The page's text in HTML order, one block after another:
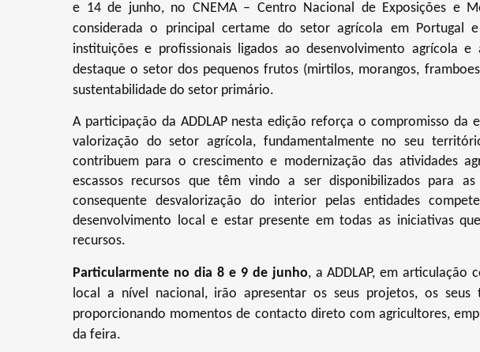
e 14 de junho, no CNEMA – Centro Nacional de Exposições e
considerada o principal certame do setor agrícola em Portugal
instituições e profissionais ligados ao desenvolvimento agrícola
destaque o setor dos pequenos frutos (mirtilos, morangos,
sustentabilidade do setor primário.
A participação da ADDLAP nesta edição reforça o compromisso da
valorização do setor agrícola, fundamentalmente no seu
contribuem para o crescimento e modernização das atividades
escassos recursos que têm vindo a ser disponibilizados para
consequente desvalorização do interior pelas entidades
desenvolvimento local e estar presente em todas as iniciativas
recursos.
Particularmente no dia 8 e 9 de junho, a ADDLAP, em articulação
local a nível nacional, irão apresentar os seus projetos, os seus
proporcionando momentos de contacto direto com agricultores,
da feira.